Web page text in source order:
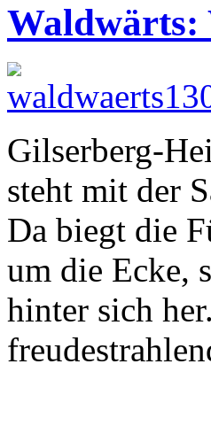
Waldwärts:
Gilserberg-
steht mit der
Da biegt die
um die Ecke,
hinter sich